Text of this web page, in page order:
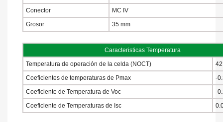
Conector
MC IV
Grosor
35 mm
Caracteristicas Temperatura
Temperatura de operación de la celda (NOCT)
Coeficientes de temperaturas de Pmax
-
Coeficiente de Temperatura de Voc
-
Coeficiente de Temperaturas de Isc